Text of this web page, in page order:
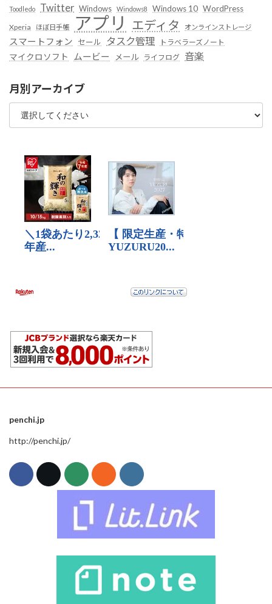
Toodledo Twitter Windows Windows8 Windows 10 WordPress
Xperia ほぼ日手帳 アプリ エディタ オンラインストレージ
スマートフォン セール タスク管理 トラベラーズノート
マイクロソフト ムービー メール ライフログ 音楽
月別アーカイブ
penchi.jp
http://penchi.jp/